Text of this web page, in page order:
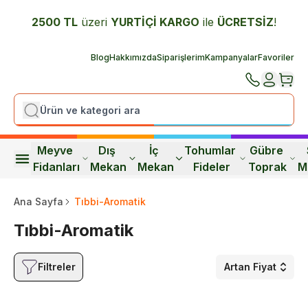
2500 TL üzeri YURTİÇİ KARGO ile ÜCRETSİZ!
BlogHakkımızdaSiparişlerimKampanyalarFavoriler
Meyve
Fidanları
Dış
Mekan
İç
Mekan
Tohumlar
Fideler
Gübre
Toprak
Ana Sayfa Tıbbi-Aromatik
Tıbbi-Aromatik
Filtreler Artan Fiyat